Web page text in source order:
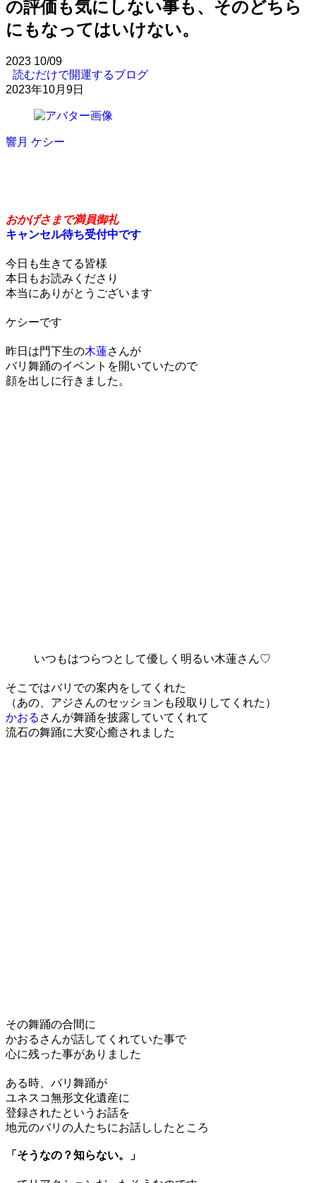
の評価も気にしない事も、そのどちら
にもなってはいけない。
2023 10/09
読むだけで開運するブログ
2023年10月9日
響月 ケシー
おかげさまで満員御礼
キャンセル待ち受付中です
今日も生きてる皆様
本日もお読みくださり
本当にありがとうございます
ケシーです
昨日は門下生の木蓮さんが
バリ舞踊のイベントを開いていたので
顔を出しに行きました。
いつもはつらつとして優しく明るい木蓮さん♡
そこではバリでの案内をしてくれた
（あの、アジさんのセッションも段取りしてくれた）
かおる さんが舞踊を披露していてくれて
流石の舞踊に大変心癒されました
その舞踊の合間に
かおるさんが話してくれていた事で
心に残った事がありました
ある時、バリ舞踊が
ユネスコ無形文化遺産に
登録されたというお話を
地元のバリの人たちにお話ししたところ
「そうなの？知らない。」